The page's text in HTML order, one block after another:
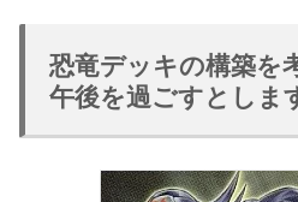
恐竜デッキの構築を
午後を過ごすとしま